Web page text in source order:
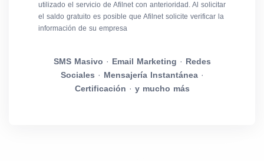
utilizado el servicio de Afilnet con anterioridad. Al solicitar
el saldo gratuito es posible que Afilnet solicite verificar la
información de su empresa
SMS Masivo · Email Marketing · Redes
Sociales · Mensajería Instantánea·
Certificación · y mucho más